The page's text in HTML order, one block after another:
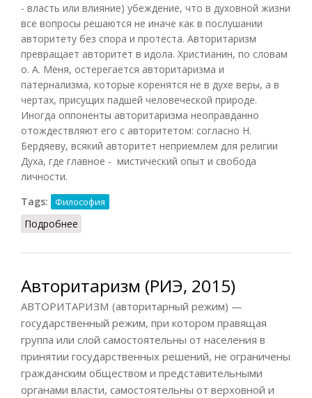
- власть или влияние) убеждение, что в духовной жизни
все вопросы решаются не иначе как в послушании
авторитету без спора и протеста. Авторитаризм
превращает авторитет в идола. Христианин, по словам
о. А. Меня, остерегается авторитаризма и
патернализма, которые коренятся не в духе веры, а в
чертах, присущих падшей человеческой природе.
Иногда оппоненты авторитаризма неоправданно
отождествляют его с авторитетом: согласно Н.
Бердяеву, всякий авторитет неприемлем для религии
Духа, где главное - мистический опыт и свобода
личности.
Tags:
Философия
Подробнее
Авторитаризм (РИЭ, 2015)
АВТОРИТАРИЗМ (авторитарный режим) —
государственный режим, при котором правящая
группа или слой самостоятельны от населения в
принятии государственных решений, не ограничены
гражданским обществом и представительными
органами власти, самостоятельны от верховной и